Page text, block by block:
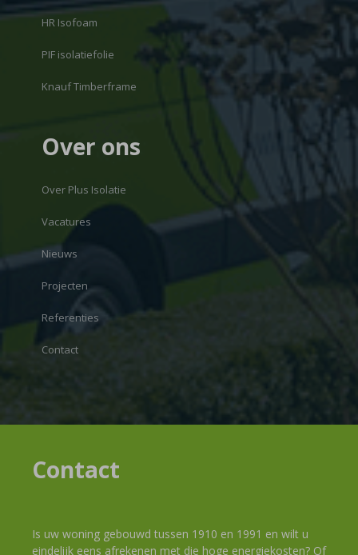
HR Isofoam
PIF isolatiefolie
Knauf Timberframe
Over ons
Over Plus Isolatie
Vacatures
Nieuws
Projecten
Referenties
Contact
Contact
Is uw woning gebouwd tussen 1910 en 1991 en wilt u
eindelijk eens afrekenen met die hoge energiekosten? Of